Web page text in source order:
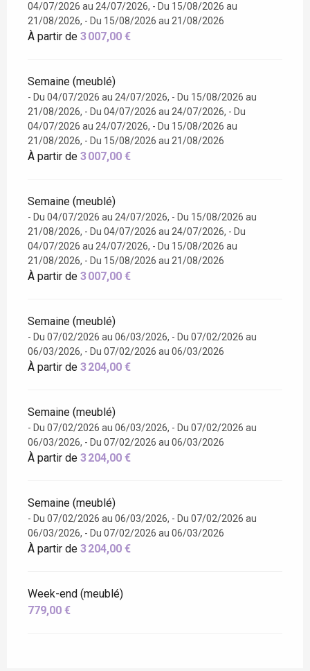
04/07/2026 au 24/07/2026, - Du 15/08/2026 au
21/08/2026, - Du 15/08/2026 au 21/08/2026
À partir de 3 007,00 €
Semaine (meublé)
- Du 04/07/2026 au 24/07/2026, - Du 15/08/2026 au
21/08/2026, - Du 04/07/2026 au 24/07/2026, - Du
04/07/2026 au 24/07/2026, - Du 15/08/2026 au
21/08/2026, - Du 15/08/2026 au 21/08/2026
À partir de 3 007,00 €
Semaine (meublé)
- Du 04/07/2026 au 24/07/2026, - Du 15/08/2026 au
21/08/2026, - Du 04/07/2026 au 24/07/2026, - Du
04/07/2026 au 24/07/2026, - Du 15/08/2026 au
21/08/2026, - Du 15/08/2026 au 21/08/2026
À partir de 3 007,00 €
Semaine (meublé)
- Du 07/02/2026 au 06/03/2026, - Du 07/02/2026 au
06/03/2026, - Du 07/02/2026 au 06/03/2026
À partir de 3 204,00 €
Semaine (meublé)
- Du 07/02/2026 au 06/03/2026, - Du 07/02/2026 au
06/03/2026, - Du 07/02/2026 au 06/03/2026
À partir de 3 204,00 €
Semaine (meublé)
- Du 07/02/2026 au 06/03/2026, - Du 07/02/2026 au
06/03/2026, - Du 07/02/2026 au 06/03/2026
À partir de 3 204,00 €
Week-end (meublé)
779,00 €